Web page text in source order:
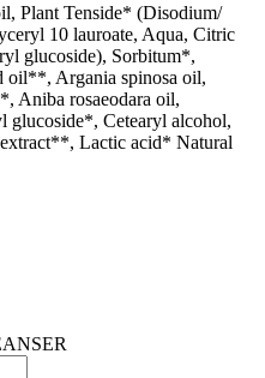
Plant Tenside* (Disodium/
10 lauroate, Aqua, Citric
glucoside), Sorbitum*,
oil**, Argania spinosa oil,
Aniba rosaeodara oil,
glucoside*, Cetearyl alcohol,
Lactic acid* Natural